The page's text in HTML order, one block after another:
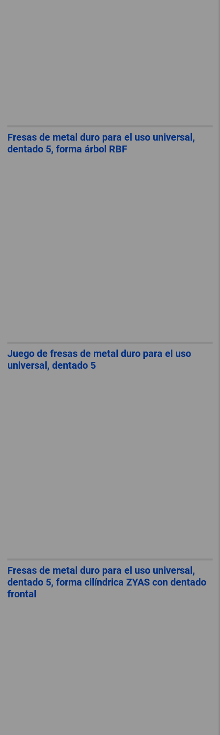
Fresas de metal duro para el uso universal,
dentado 5, forma árbol RBF
Juego de fresas de metal duro para el uso
universal, dentado 5
Fresas de metal duro para el uso universal,
dentado 5, forma cilíndrica ZYAS con dentado
frontal